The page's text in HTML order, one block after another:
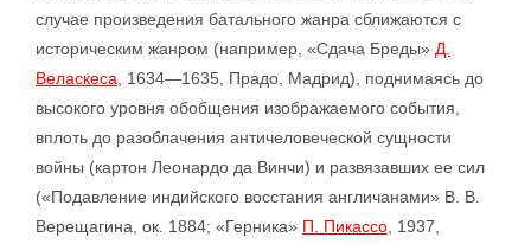
случае произведения батального жанра сближаются с
историческим жанром (например, «Сдача Бреды» Д.
Веласкеса , 1634—1635, Прадо, Мадрид), поднимаясь до
высокого уровня обобщения изображаемого события,
вплоть до разоблачения античеловеческой сущности
войны (картон Леонардо да Винчи) и развязавших ее сил
(«Подавление индийского восстания англичанами» В. В.
Верещагина, ок. 1884; «Герника» П. Пикассо , 1937,